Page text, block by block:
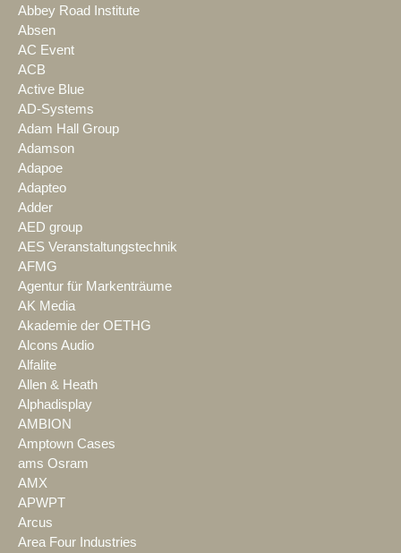
Abbey Road Institute
Absen
AC Event
ACB
Active Blue
AD-Systems
Adam Hall Group
Adamson
Adapoe
Adapteo
Adder
AED group
AES Veranstaltungstechnik
AFMG
Agentur für Markenträume
AK Media
Akademie der OETHG
Alcons Audio
Alfalite
Allen & Heath
Alphadisplay
AMBION
Amptown Cases
ams Osram
AMX
APWPT
Arcus
Area Four Industries